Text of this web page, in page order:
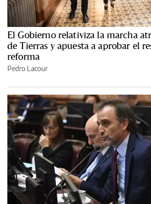
El Gobierno relativiza la marcha
de Tierras y apuesta a aprobar el
reforma
Pedro Lacour